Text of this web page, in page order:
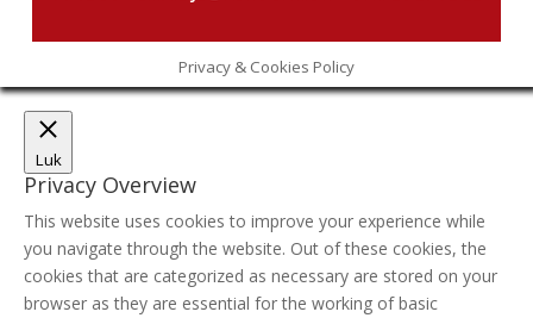
Privacy & Cookies Policy
Luk
Privacy Overview
This website uses cookies to improve your experience while
you navigate through the website. Out of these cookies, the
cookies that are categorized as necessary are stored on your
browser as they are essential for the working of basic